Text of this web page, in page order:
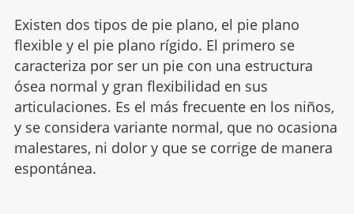
Existen dos tipos de pie plano, el pie plano
flexible y el pie plano rígido. El primero se
caracteriza por ser un pie con una estructura
ósea normal y gran flexibilidad en sus
articulaciones. Es el más frecuente en los niños,
y se considera variante normal, que no ocasiona
malestares, ni dolor y que se corrige de manera
espontánea.